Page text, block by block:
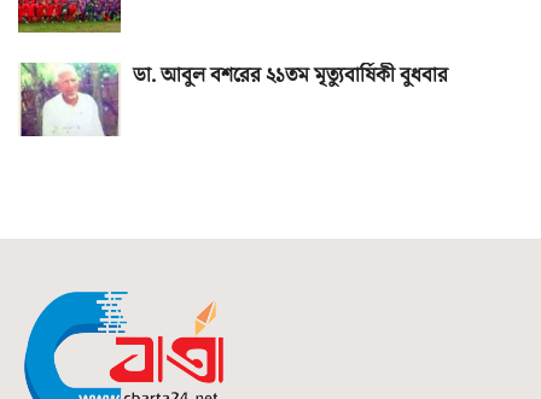
ডা. আবুল বশরের ২১তম মৃত্যুবার্ষিকী বুধবার